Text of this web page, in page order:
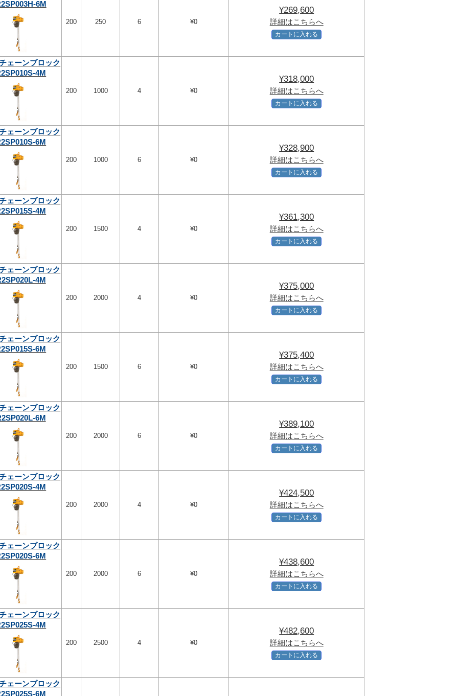
6M
200 250 6 ¥0
¥269,600
詳細はこちらへ
カートに入れる
ェーンブロック
4M
200 1000 4 ¥0
¥318,000
詳細はこちらへ
カートに入れる
ェーンブロック
6M
200 1000 6 ¥0
¥328,900
詳細はこちらへ
カートに入れる
ェーンブロック
4M
200 1500 4 ¥0
¥361,300
詳細はこちらへ
カートに入れる
ェーンブロック
4M
200 2000 4 ¥0
¥375,000
詳細はこちらへ
カートに入れる
ェーンブロック
6M
200 1500 6 ¥0
¥375,400
詳細はこちらへ
カートに入れる
ェーンブロック
6M
200 2000 6 ¥0
¥389,100
詳細はこちらへ
カートに入れる
ェーンブロック
4M
200 2000 4 ¥0
¥424,500
詳細はこちらへ
カートに入れる
ェーンブロック
6M
200 2000 6 ¥0
¥438,600
詳細はこちらへ
カートに入れる
ェーンブロック
4M
200 2500 4 ¥0
¥482,600
詳細はこちらへ
カートに入れる
ェーンブロック
6M